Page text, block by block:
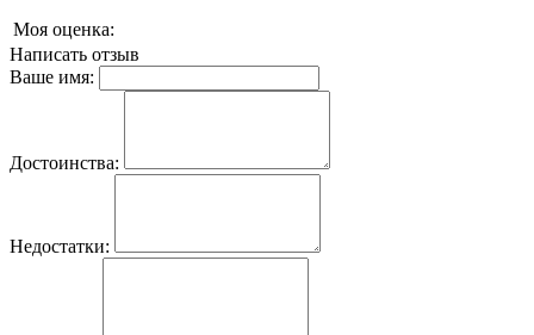
Моя оценка:
Написать отзыв
Ваше имя:
Достоинства:
Недостатки: